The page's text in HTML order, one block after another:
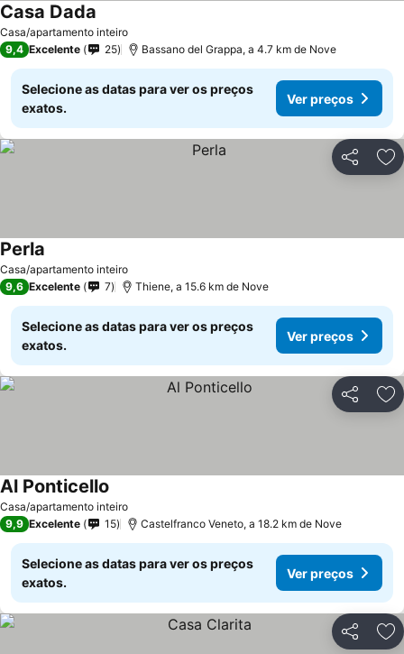
Casa/apartamento inteiro
Casa Dada
9,4 Excelente 25 Bassano del Grappa, a 4.7 km de Nove
Selecione as datas para ver os preços
exatos.
Ver preços
Partilhar
Casa/apartamento inteiro
Perla
9,6 Excelente 7 Thiene, a 15.6 km de Nove
Selecione as datas para ver os preços
exatos.
Ver preços
Partilhar
Casa/apartamento inteiro
Al Ponticello
9,9 Excelente 15 Castelfranco Veneto, a 18.2 km de Nove
Selecione as datas para ver os preços
exatos.
Ver preços
Partilhar